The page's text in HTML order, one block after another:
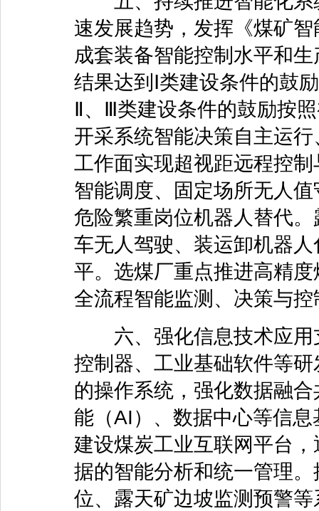
速发展趋势，发挥《煤矿
成套装备智能控制水平和
结果达到Ⅰ类建设条件的鼓
Ⅱ、Ⅲ类建设条件的鼓励按
开采系统智能决策自主运
工作面实现超视距远程控
智能调度、固定场所无人
危险繁重岗位机器人替代
车无人驾驶、装运卸机器
平。选煤厂重点推进高精
全流程智能监测、决策与控
六、强化信息技术应用
控制器、工业基础软件等
的操作系统，强化数据融
能（AI）、数据中心等信
建设煤炭工业互联网平台
据的智能分析和统一管理
位、露天矿边坡监测预警